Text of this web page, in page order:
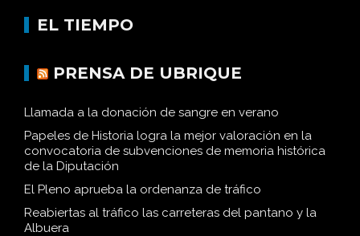
EL TIEMPO
PRENSA DE UBRIQUE
Llamada a la donación de sangre en verano
Papeles de Historia logra la mejor valoración en la
convocatoria de subvenciones de memoria histórica
de la Diputación
El Pleno aprueba la ordenanza de tráfico
Reabiertas al tráfico las carreteras del pantano y la
Albuera